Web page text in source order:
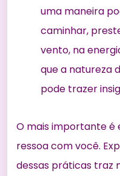
uma maneira
caminhar,
vento, na
que a natureza
pode trazer
O mais importante
ressoa com você.
dessas práticas traz